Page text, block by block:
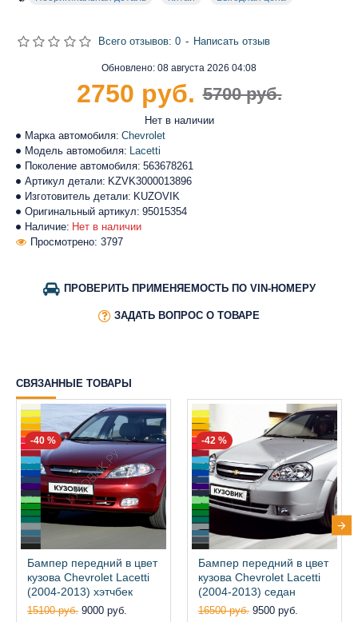
Наличие: Нет в наличии
Марка автомобиля: Chevrolet
Модель автомобиля: Lacetti
Поколение автомобиля: 563678261
Артикул детали: KZVK3000013896
Изготовитель детали: KUZOVIK
Оригинальный артикул: 95015354
Просмотрено: 3797
Обновлено: 08 августа 2026 04:08
Нет в наличии
Всего отзывов: 0 - Написать отзыв
5700 руб.
2750 руб.
ПРОВЕРИТЬ ПРИМЕНЯЕМОСТЬ ПО VIN-НОМЕРУ
ЗАДАТЬ ВОПРОС О ТОВАРЕ
СВЯЗАННЫЕ ТОВАРЫ
-40 %
Бампер передний в цвет
кузова Chevrolet Lacetti
(2004-2013) хэтчбек
15100 руб. 9000 руб.
-42 %
Бампер передний в цвет
кузова Chevrolet Lacetti
(2004-2013) седан
16500 руб. 9500 руб.